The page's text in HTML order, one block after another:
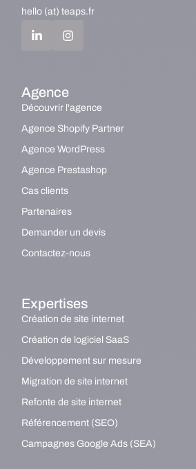
hello (at) teaps.fr
Agence
Découvrir l'agence
Agence Shopify Partner
Agence WordPress
Agence Prestashop
Cas clients
Partenaires
Demander un devis
Contactez-nous
Expertises
Création de site internet
Création de logiciel SaaS
Développement sur mesure
Migration de site internet
Refonte de site internet
Référencement (SEO)
Campagnes Google Ads (SEA)